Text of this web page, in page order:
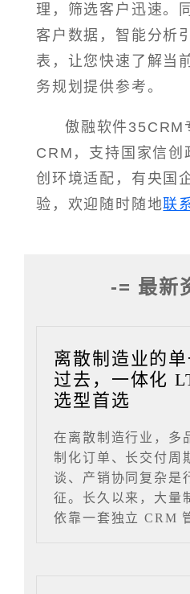
理，筛选客户迅速。
客户数据，智能分析
表，让您快速了解当
务规划提供参考。
傲融软件35CRM
CRM，支持国家信创
创环境适配，有央国
验，欢迎随时随地联
-= 最新
离散制造业的
过去，一体化
选型首选
在离散制造行业，多
制化订单、长交付周
谈、产销协同复杂是
征。长久以来，大量
依靠一套独立 CRM